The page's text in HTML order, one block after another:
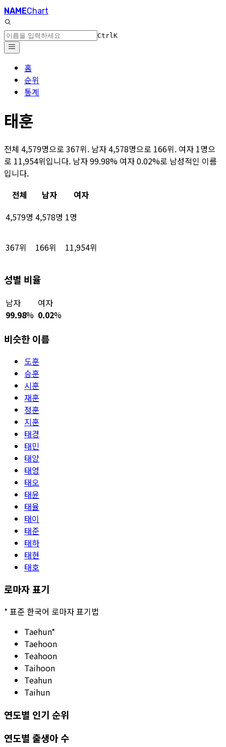
NAMEChart
CtrlK
홈
순위
통계
태훈
전체 4,579명으로 367위. 남자 4,578명으로 166위. 여자 1명으
로 11,954위입니다. 남자 99.98% 여자 0.02%로 남성적인 이름
입니다.
전체
남자
여자
4,579명 4,578명 1명
367위 166위 11,954위
성별 비율
남자
99.98%
여자
0.02%
비슷한 이름
도훈
승훈
시훈
재훈
정훈
지훈
태경
태민
태양
태영
태오
태윤
태율
태이
태준
태하
태현
태호
로마자 표기
*표준 한국어 로마자 표기법
Taehun*
Taehoon
Teahoon
Taihoon
Teahun
Taihun
연도별 인기 순위
연도별 출생아 수